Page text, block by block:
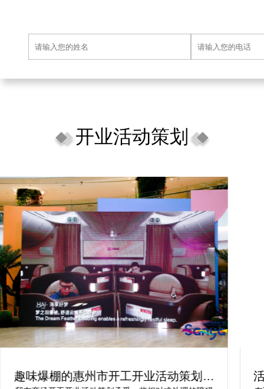
开业活动策划
趣味爆棚的惠州市开工开业活动策划方